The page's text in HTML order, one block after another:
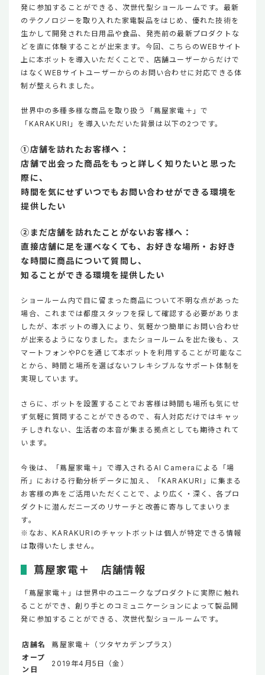
発に参加することができる、次世代型ショールームです。最新
のテクノロジーを取り入れた家電製品をはじめ、優れた技術を
生かして開発された日用品や食品、発売前の最新プロダクトな
どを直に体験することが出来ます。今回、こちらのWEBサイト
上に本ボットを導入いただくことで、店舗ユーザーからだけで
はなくWEBサイトユーザーからのお問い合わせに対応できる体
制が整えられました。
世界中の多種多様な商品を取り扱う「蔦屋家電＋」で
「KARAKURI」を導入いただいた背景は以下の2つです。
①店舗を訪れたお客様へ：
店舗で出会った商品をもっと詳しく知りたいと思った
際に、
時間を気にせずいつでもお問い合わせができる環境を
提供したい
②まだ店舗を訪れたことがないお客様へ：
直接店舗に足を運べなくても、お好きな場所・お好き
な時間に商品について質問し、
知ることができる環境を提供したい
ショールーム内で目に留まった商品について不明な点があった
場合、これまでは都度スタッフを探して確認する必要がありま
したが、本ボットの導入により、気軽かつ簡単にお問い合わせ
が出来るようになりました。またショールームを出た後も、ス
マートフォンやPCを通じて本ボットを利用することが可能なこ
とから、時間と場所を選ばないフレキシブルなサポート体制を
実現しています。
さらに、ボットを設置することでお客様は時間も場所も気にせ
ず気軽に質問することができるので、有人対応だけではキャッ
チしきれない、生活者の本音が集まる拠点としても期待されて
います。
今後は、「蔦屋家電＋」で導入されるAI Cameraによる「場
所」における行動分析データに加え、「KARAKURI」に集まる
お客様の声をご活用いただくことで、より広く・深く、各プロ
ダクトに潜んだニーズのリサーチと改善に寄与してまいりま
す。
※なお、KARAKURIのチャットボットは個人が特定できる情報
は取得いたしません。
蔦屋家電＋ 店舗情報
「蔦屋家電＋」は世界中のユニークなプロダクトに実際に触れ
ることができ、創り手とのコミュニケーションによって製品開
発に参加することができる、次世代型ショールームです。
店舗名
蔦屋家電＋（ツタヤカデンプラス）
オープ
ン日
2019年4月5日（金）